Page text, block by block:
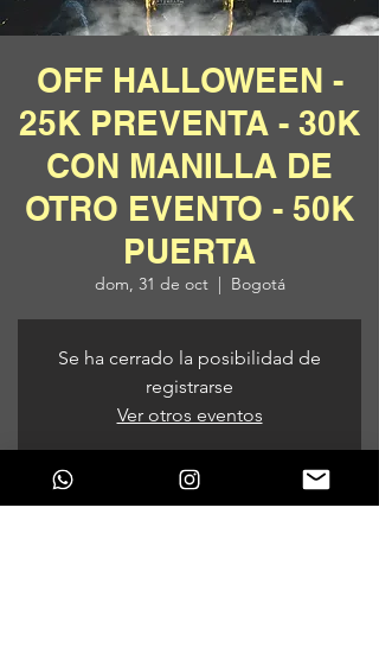
OFF HALLOWEEN -
25K PREVENTA - 30K
CON MANILLA DE
OTRO EVENTO - 50K
PUERTA
dom, 31 de oct
  |
Bogotá
Se ha cerrado la posibilidad de
registrarse
Ver otros eventos
Horario y ubicación